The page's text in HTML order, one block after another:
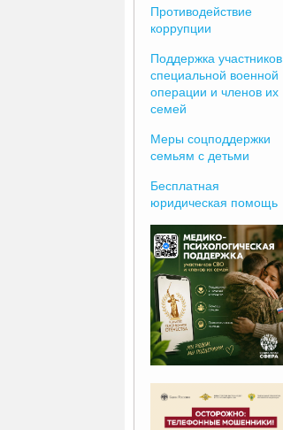
Противодействие
коррупции
Поддержка участников
специальной военной
операции и членов их
семей
Меры соцподдержки
семьям с детьми
Бесплатная
юридическая помощь